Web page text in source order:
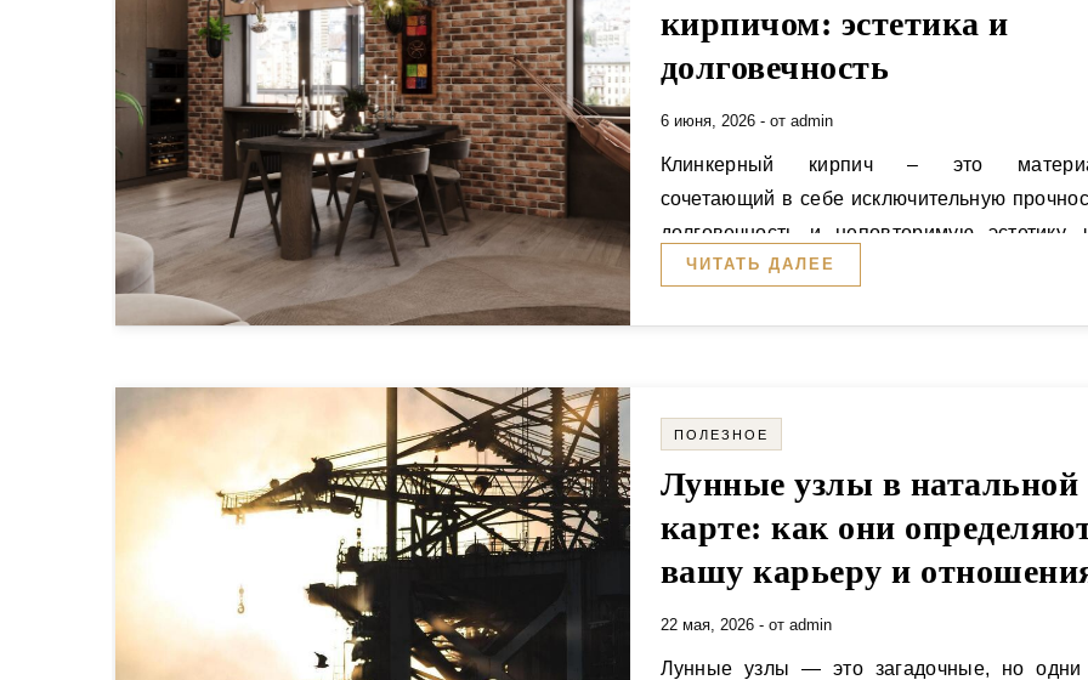
кирпичом: эстетика и
долговечность
6 июня, 2026 - от admin
Клинкерный кирпич – это материал,
сочетающий в себе исключительную
долговечность и неповторимую эстетику,
делает его идеальным выбором для…
ЧИТАТЬ ДАЛЕЕ
ПОЛЕЗНОЕ
Лунные узлы в натальной
карте: как они
вашу карьеру и
22 мая, 2026 - от admin
Лунные узлы — это загадочные, но одни из